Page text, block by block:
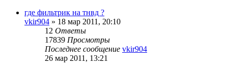
где фильтрик на тнвд ?
vkir904 » 18 мар 2011, 20:10
12 Ответы
17839 Просмотры
Последнее сообщение vkir904
26 мар 2011, 13:21